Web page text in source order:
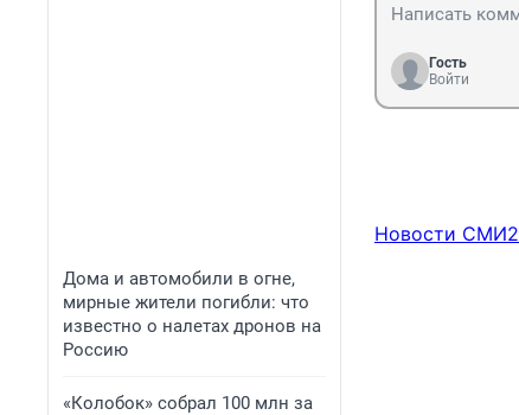
Дома и автомобили в огне,
мирные жители погибли: что
известно о налетах дронов на
Россию
«Колобок» собрал 100 млн за
Гость
Войти
Новости СМИ2